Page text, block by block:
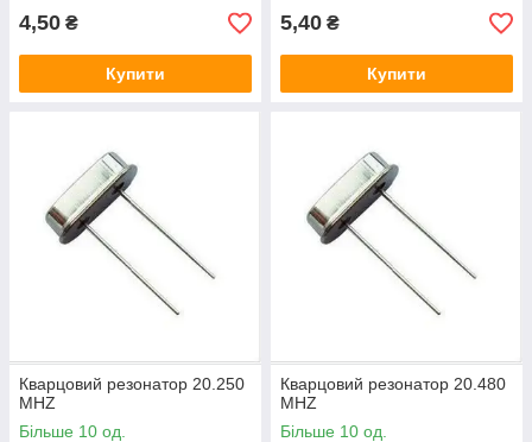
4,50 ₴
Купити
5,40 ₴
Купити
Кварцовий резонатор 20.250
MHZ
Більше 10 од.
Кварцовий резонатор 20.480
MHZ
Більше 10 од.